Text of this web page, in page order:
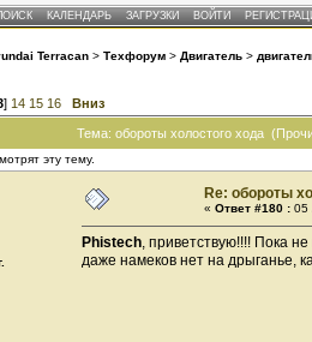
КАЛЕНДАРЬ ЗАГРУЗКИ ВОЙТИ
Terracan > Техфорум > Двигатель >
] 14 15 16 Вниз
Тема: обороты холостого хода
эту тему.
Re: обороты
« Ответ #180 : 05
Phistech, приветствую!!!! Пока
даже намеков нет на дрыганье,